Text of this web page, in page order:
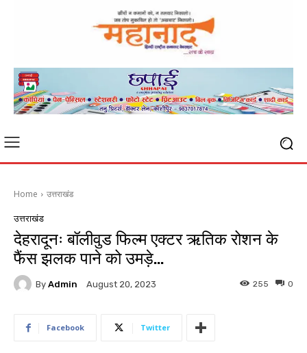
Home उत्तराखंड
उत्तराखंड
देहरादूनः बॉलीवुड फिल्म एक्टर ऋतिक रोशन के
फैंस झलक पाने को उमड़े…
By Admin August 20, 2023 0
255
Facebook Twitter